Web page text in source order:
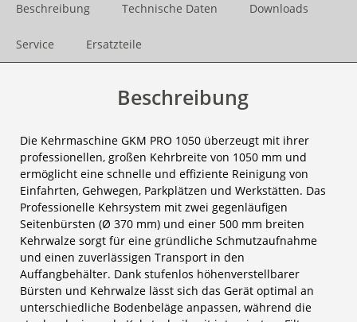
Beschreibung Technische Daten Downloads
Service Ersatzteile
Beschreibung
Die Kehrmaschine GKM PRO 1050 überzeugt mit ihrer
professionellen, großen Kehrbreite von 1050 mm und
ermöglicht eine schnelle und effiziente Reinigung von
Einfahrten, Gehwegen, Parkplätzen und Werkstätten. Das
Professionelle Kehrsystem mit zwei gegenläufigen
Seitenbürsten (Ø 370 mm) und einer 500 mm breiten
Kehrwalze sorgt für eine gründliche Schmutzaufnahme
und einen zuverlässigen Transport in den
Auffangbehälter. Dank stufenlos höhenverstellbarer
Bürsten und Kehrwalze lässt sich das Gerät optimal an
unterschiedliche Bodenbeläge anpassen, während die